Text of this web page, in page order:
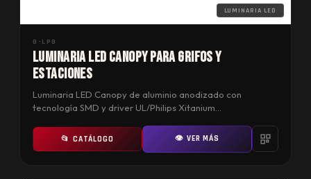
LUMINARIA LED
G-LPG
Luminaria LED Canopy para Grifos y
Estaciones
Luminaria LED Canopy de aluminio anodizado con
tecnología SMD y driver UL/Philips Xitanium…
📂 CATÁLOGO 👁 VER MÁS